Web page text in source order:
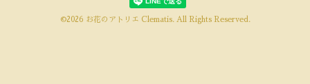
©2026 お花のアトリエ Clematis. All Rights Reserved.